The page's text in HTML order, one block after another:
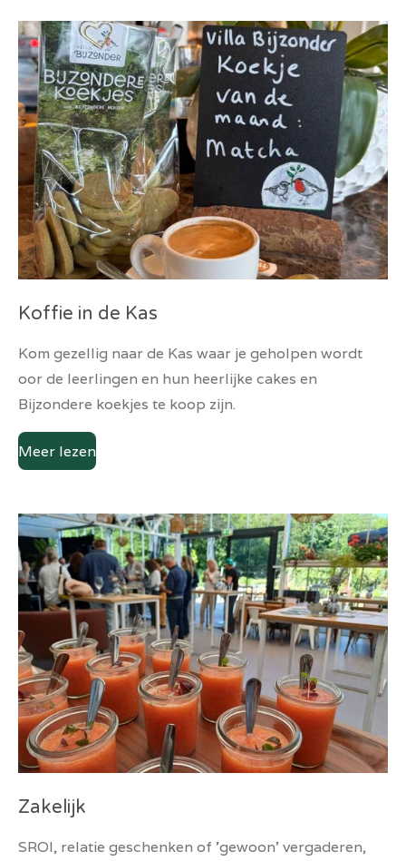
Koffie in de Kas
Kom gezellig naar de Kas waar je geholpen wordt
oor de leerlingen en hun heerlijke cakes en
Bijzondere koekjes te koop zijn.
Meer lezen
Zakelijk
SROI, relatie geschenken of 'gewoon' vergaderen,